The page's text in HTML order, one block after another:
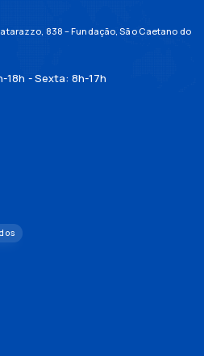
838 – Fundação, São Caetano do
- Sexta: 8h-17h